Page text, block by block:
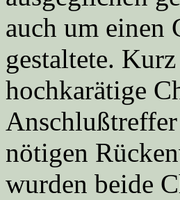
auch um einen
gestaltete.
hochkarätige
nötigen
wurden beide